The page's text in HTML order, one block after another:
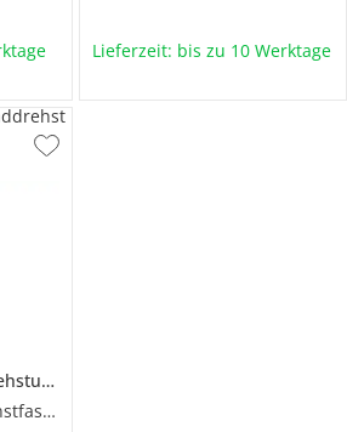
Lieferzeit: bis zu 10 Werktage
Kinder- und Jugenddrehstuhl
BHT 54|97|53 cm, Kunstfaser